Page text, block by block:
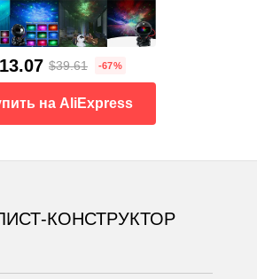
$39.61 -67%
на AliExpress
КОНСТРУКТОР